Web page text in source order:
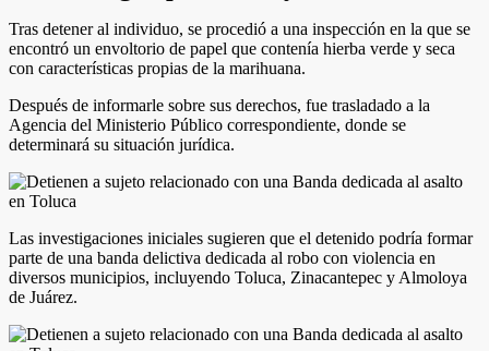
Tras detener al individuo, se procedió a una inspección en la que se
encontró un envoltorio de papel que contenía hierba verde y seca
con características propias de la marihuana.
Después de informarle sobre sus derechos, fue trasladado a la
Agencia del Ministerio Público correspondiente, donde se
determinará su situación jurídica.
Las investigaciones iniciales sugieren que el detenido podría formar
parte de una banda delictiva dedicada al robo con violencia en
diversos municipios, incluyendo Toluca, Zinacantepec y Almoloya
de Juárez.